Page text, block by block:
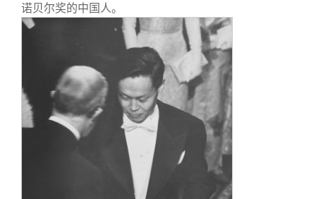
诺贝尔奖的中国人。